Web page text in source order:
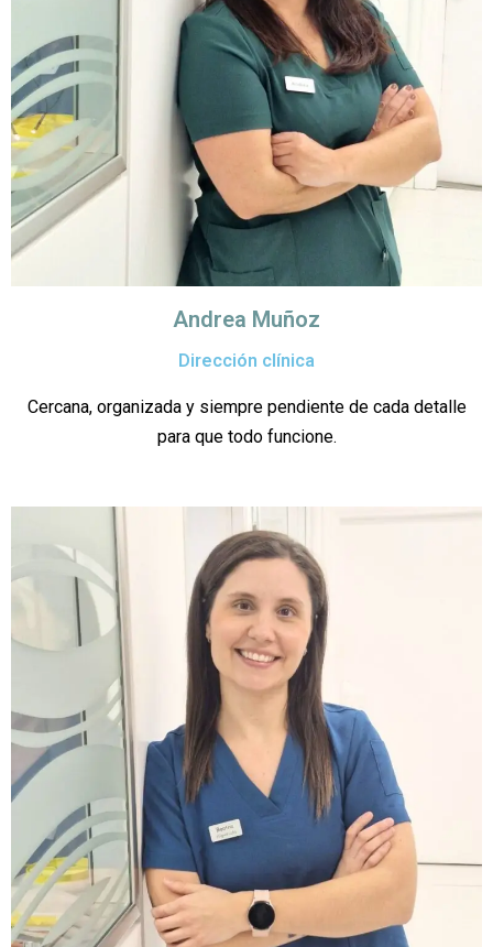
Andrea Muñoz
Dirección clínica
Cercana, organizada y siempre pendiente de cada detalle
para que todo funcione.